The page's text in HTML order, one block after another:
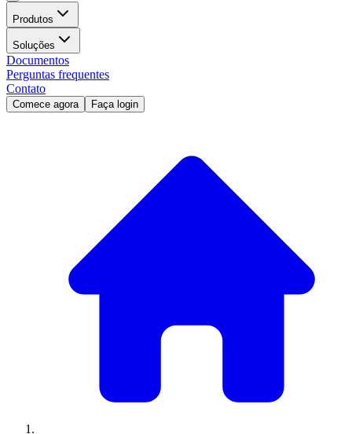
Produtos
Soluções
Documentos
Perguntas frequentes
Contato
Comece agora Faça login